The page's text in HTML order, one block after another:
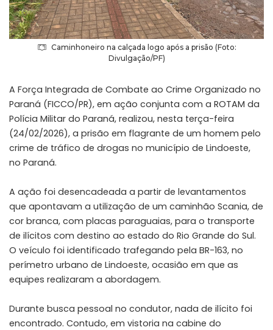
Caminhoneiro na calçada logo após a prisão (Foto:
Divulgação/PF)
A Força Integrada de Combate ao Crime Organizado no
Paraná (FICCO/PR), em ação conjunta com a ROTAM da
Polícia Militar do Paraná, realizou, nesta terça-feira
(24/02/2026), a prisão em flagrante de um homem pelo
crime de tráfico de drogas no município de Lindoeste,
no Paraná.
A ação foi desencadeada a partir de levantamentos
que apontavam a utilização de um caminhão Scania, de
cor branca, com placas paraguaias, para o transporte
de ilícitos com destino ao estado do Rio Grande do Sul.
O veículo foi identificado trafegando pela BR-163, no
perímetro urbano de Lindoeste, ocasião em que as
equipes realizaram a abordagem.
Durante busca pessoal no condutor, nada de ilícito foi
encontrado. Contudo, em vistoria na cabine do